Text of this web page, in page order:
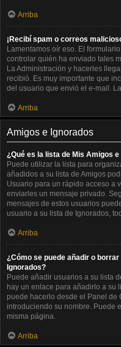
Arriba
¡Recibí spam o correos
Lamentamos oír eso. El
controlar quién ha enviado tales
La Administración y hacerles
recibió. Es muy importante que
del usuario que envió el e-mail.
Arriba
Amigos e Ignorados
¿Qué es la lista de Mis Amigos
Puede utilizar la lista para
añadidos a su lista de Amigos
Usuario para un rápido acceso a
enviarles un mensaje privado.
mensajes de estos usuarios
usuario a su lista de Ignorados,
Arriba
¿Cómo se puede añadir o
Ignorados?
Puede añadir usuarios a su lista
hay un enlace para añadirlo a su
puede hacerlo desde el Panel de
introduciendo su nombre. Puede
misma página.
Arriba